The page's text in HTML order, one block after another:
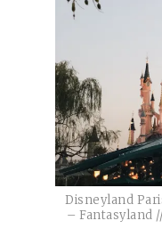
Disneyland
– Fantasyland